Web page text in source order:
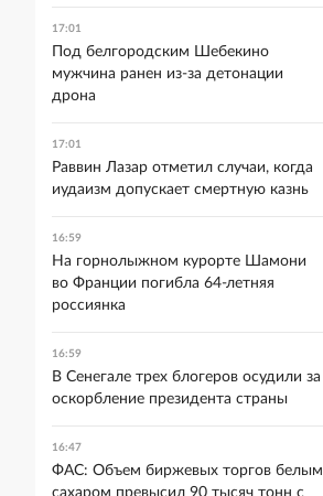
17:01
Под белгородским Шебекино
мужчина ранен из-за детонации
дрона
17:01
Раввин Лазар отметил случаи, когда
иудаизм допускает смертную казнь
16:59
На горнолыжном курорте Шамони
во Франции погибла 64-летняя
россиянка
16:59
В Сенегале трех блогеров осудили за
оскорбление президента страны
16:47
ФАС: Объем биржевых торгов белым
сахаром превысил 90 тысяч тонн с